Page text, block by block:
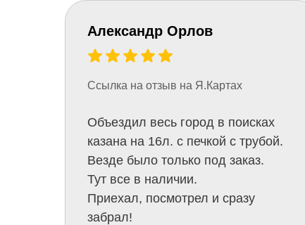
Объездил весь город в поисках
казана на 16л. с печкой с трубой.
Везде было только под заказ.
Тут все в наличии.
Приехал, посмотрел и сразу
забрал!
Александр Орлов
Ссылка на отзыв на Я.Картах